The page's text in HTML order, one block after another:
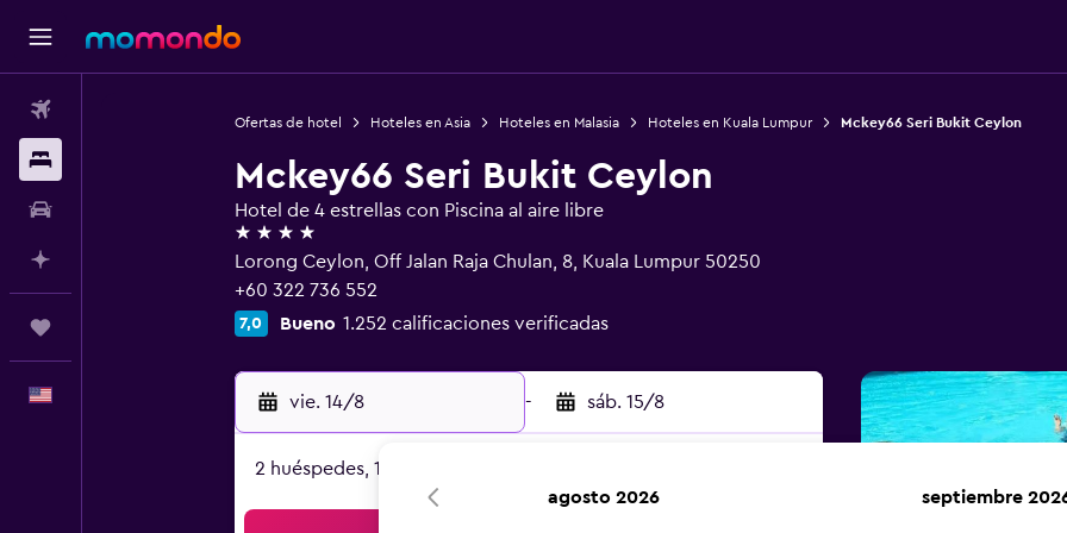
Ofertas de hotel Hoteles en Asia Hoteles en Malasia Hoteles en Kuala Lumpur Mckey66 Seri Bukit Ceylon
Mckey66 Seri Bukit Ceylon
Hotel de 4 estrellas con Piscina al aire libre
4 estrellas
Lorong Ceylon, Off Jalan Raja Chulan, 8, Kuala Lumpur 50250
+60 322 736 552
7,0 Bueno 1.252 calificaciones verificadas
vie. 14/8 - sáb. 15/8
2 huéspedes, 1 habitación
agosto 2026 septiembre